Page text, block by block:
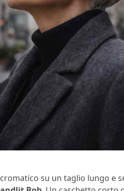
su un taglio lungo e